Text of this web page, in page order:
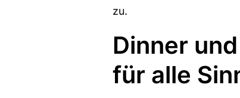
zu.
Dinner
für alle